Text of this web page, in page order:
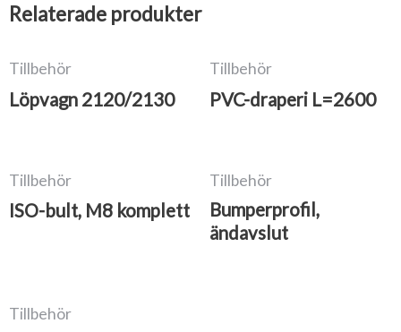
Relaterade produkter
Tillbehör
Löpvagn 2120/2130
Tillbehör
PVC-draperi L=2600
Tillbehör
ISO-bult, M8 komplett
Tillbehör
Bumperprofil,
ändavslut
Tillbehör